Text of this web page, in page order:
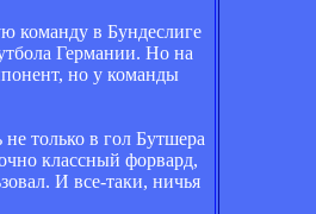
команду в Бундеслиге
Германии. Но на
но у команды
только в гол Бутшера
классный форвард,
И все-таки, ничья